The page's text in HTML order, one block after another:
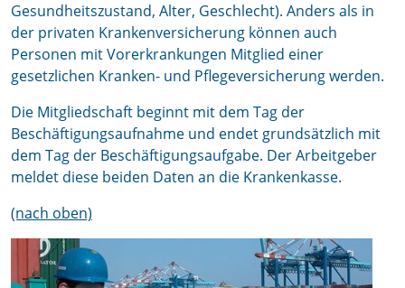
Gesundheitszustand, Alter, Geschlecht). Anders als in
der privaten Krankenversicherung können auch
Personen mit Vorerkrankungen Mitglied einer
gesetzlichen Kranken- und Pflegeversicherung werden.
Die Mitgliedschaft beginnt mit dem Tag der
Beschäftigungsaufnahme und endet grundsätzlich mit
dem Tag der Beschäftigungsaufgabe. Der Arbeitgeber
meldet diese beiden Daten an die Krankenkasse.
(nach oben)